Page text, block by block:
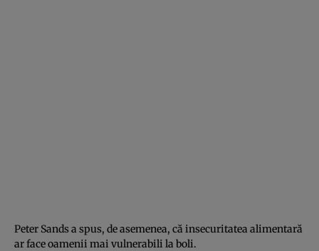
Peter Sands a spus, de asemenea, că insecuritatea alimentară
ar face oamenii mai vulnerabili la boli.